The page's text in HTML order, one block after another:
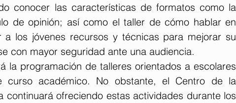
conocer las características de formatos como la
de opinión; así como el taller de cómo hablar en
los jóvenes recursos y técnicas para mejorar su
con mayor seguridad ante una audiencia.
la programación de talleres orientados a escolares
curso académico. No obstante, el Centro de la
continuará ofreciendo estas actividades durante los